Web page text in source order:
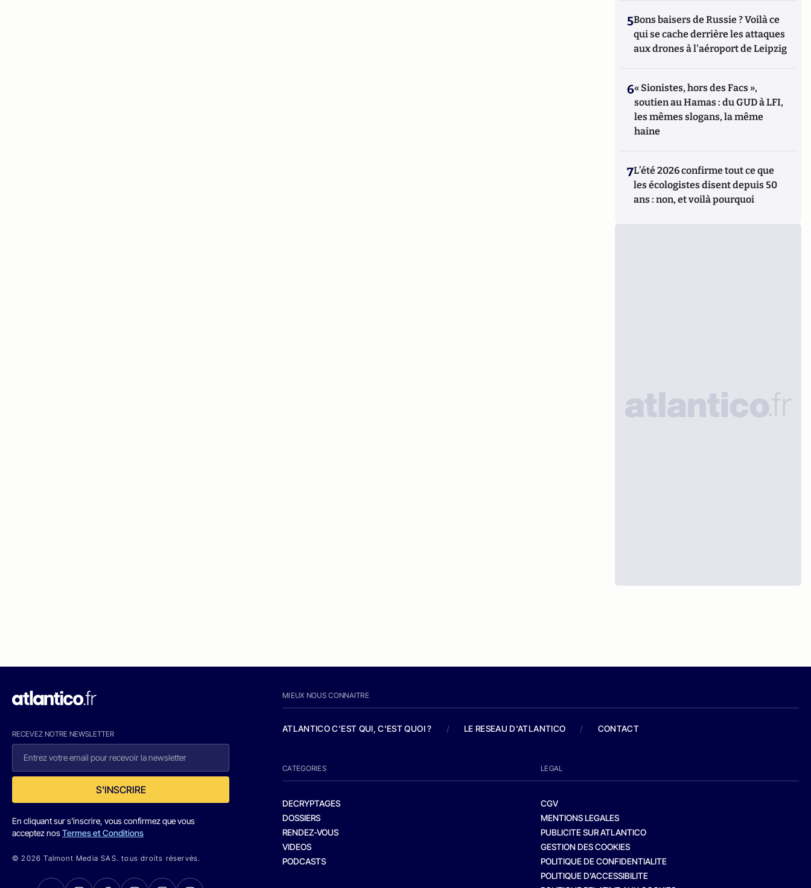
5Bons baisers de Russie ? Voilà ce
qui se cache derrière les attaques
aux drones à l'aéroport de Leipzig
6« Sionistes, hors des Facs »,
soutien au Hamas : du GUD à LFI,
les mêmes slogans, la même
haine
7L’été 2026 confirme tout ce que
les écologistes disent depuis 50
ans : non, et voilà pourquoi
RECEVEZ NOTRE NEWSLETTER
S'INSCRIRE
En cliquant sur s'inscrire, vous confirmez que vous
acceptez nosTermes et Conditions
© 2026 Talmont Media SAS. tous droits réservés.
MIEUX NOUS CONNAITRE
ATLANTICO C'EST QUI, C'EST QUOI ? / LE RESEAU D'ATLANTICO / CONTACT
CATEGORIES
DECRYPTAGES
DOSSIERS
RENDEZ-VOUS
VIDEOS
PODCASTS
LEGAL
CGV
MENTIONS LEGALES
PUBLICITE SUR ATLANTICO
GESTION DES COOKIES
POLITIQUE DE CONFIDENTIALITE
POLITIQUE D’ACCESSIBILITE